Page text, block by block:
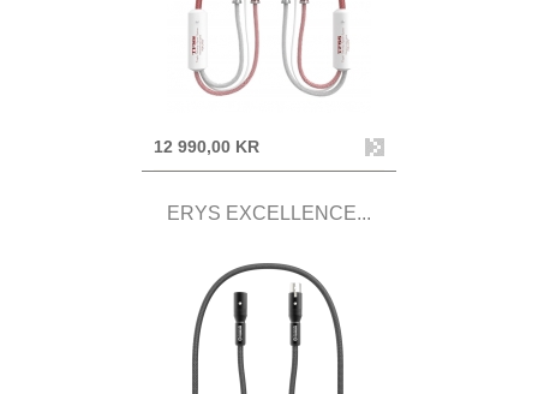
12 990,00 KR
ERYS EXCELLENCE...